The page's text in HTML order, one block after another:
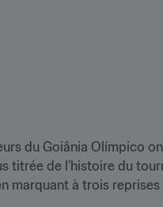
du Goiânia Olímpico
titrée de l’histoire du
à trois reprises